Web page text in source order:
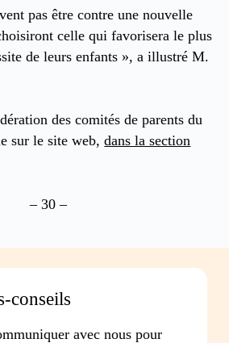
pas être contre une nouvelle
celle qui favorisera le plus
de leurs enfants », a illustré M.
des comités de parents du
sur le site web,dans la section
– 30 –
conseils
avec nous pour